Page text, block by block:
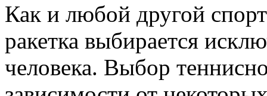
Как и любой другой
ракетка выбирается
человека. Выбор